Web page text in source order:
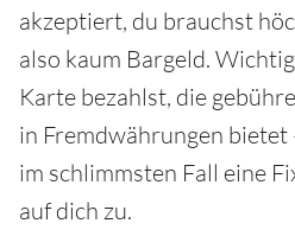
akzeptiert, du brauchst
also kaum Bargeld.
Karte bezahlst, die
in Fremdwährungen
im schlimmsten Fall eine
auf dich zu.